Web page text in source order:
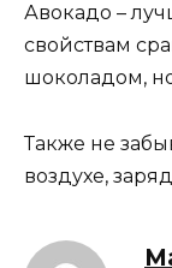
Авокадо –
свойствам
шоколадом,
Также не
воздухе,